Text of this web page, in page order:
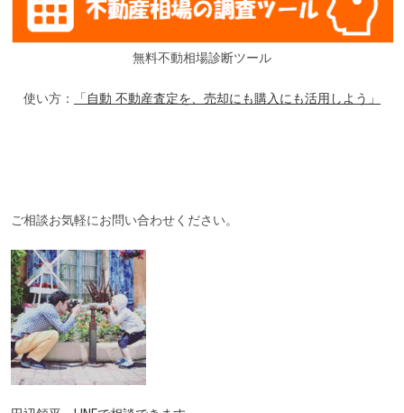
無料不動相場診断ツール
使い方： 「自動 不動産査定を、売却にも購入にも活用しよう」
ご相談お気軽にお問い合わせください。